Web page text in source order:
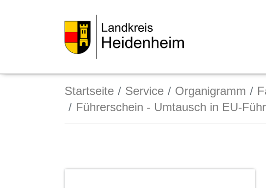
Startseite Service Organigramm
Führerschein - Umtausch in EU-